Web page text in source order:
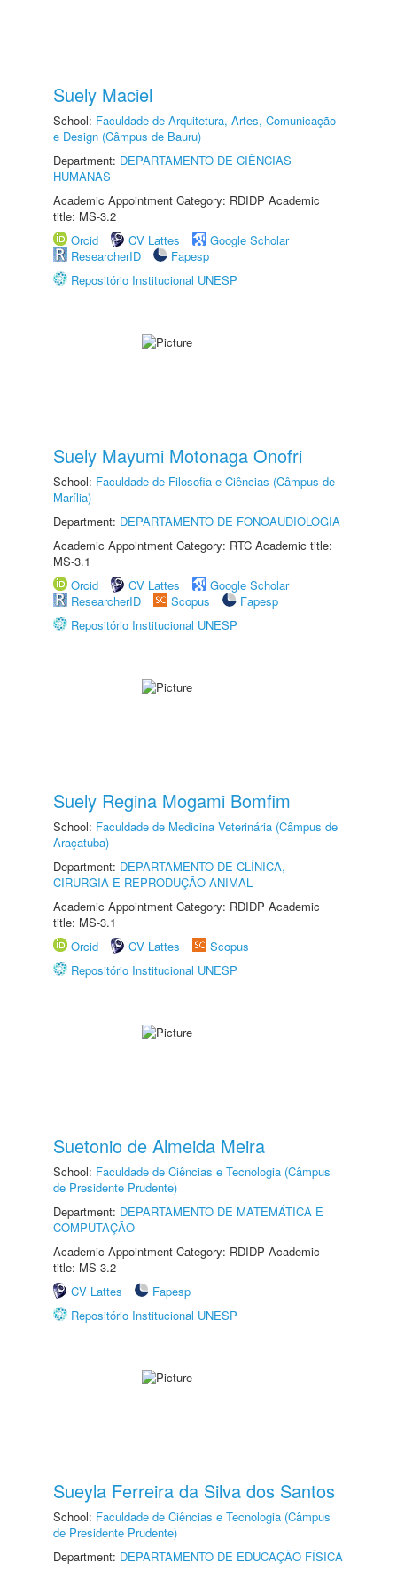
Suely Maciel
School: Faculdade de Arquitetura, Artes, Comunicação
e Design (Câmpus de Bauru)
Department: DEPARTAMENTO DE CIÊNCIAS
HUMANAS
Academic Appointment Category: RDIDP Academic
title: MS-3.2
Orcid
CV Lattes
Google Scholar
ResearcherID
Fapesp
Repositório Institucional UNESP
Suely Mayumi Motonaga Onofri
School: Faculdade de Filosofia e Ciências (Câmpus de
Marília)
Department: DEPARTAMENTO DE FONOAUDIOLOGIA
Academic Appointment Category: RTC Academic title:
MS-3.1
Orcid
CV Lattes
Google Scholar
ResearcherID
Scopus
Fapesp
Repositório Institucional UNESP
Suely Regina Mogami Bomfim
School: Faculdade de Medicina Veterinária (Câmpus de
Araçatuba)
Department: DEPARTAMENTO DE CLÍNICA,
CIRURGIA E REPRODUÇÃO ANIMAL
Academic Appointment Category: RDIDP Academic
title: MS-3.1
Orcid
CV Lattes
Scopus
Repositório Institucional UNESP
Suetonio de Almeida Meira
School: Faculdade de Ciências e Tecnologia (Câmpus
de Presidente Prudente)
Department: DEPARTAMENTO DE MATEMÁTICA E
COMPUTAÇÃO
Academic Appointment Category: RDIDP Academic
title: MS-3.2
CV Lattes
Fapesp
Repositório Institucional UNESP
Sueyla Ferreira da Silva dos Santos
School: Faculdade de Ciências e Tecnologia (Câmpus
de Presidente Prudente)
Department: DEPARTAMENTO DE EDUCAÇÃO FÍSICA